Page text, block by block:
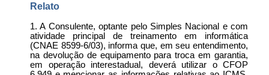
Relato
1. A Consulente, optante pelo Simples Nacional e com
atividade principal de treinamento em informática
(CNAE 8599-6/03), informa que, em seu entendimento,
na devolução de equipamento para troca em garantia,
em operação interestadual, deverá utilizar o CFOP